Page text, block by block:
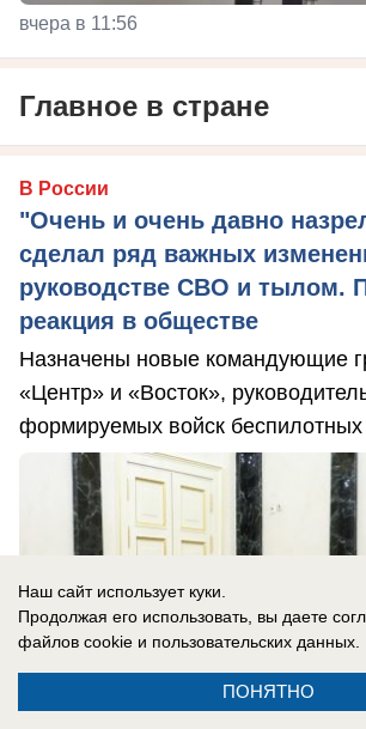
вчера в 11:56
Главное в стране
В России
"Очень и очень давно
сделал ряд важных
руководстве СВО и тылом.
реакция в обществе
Назначены новые командующие
«Центр» и «Восток»,
формируемых войск беспилотных
Наш сайт использует куки.
Продолжая его использовать, вы даете
файлов cookie и пользовательских данных.
ПОНЯТНО